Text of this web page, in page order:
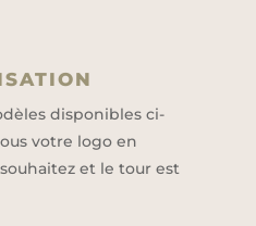
disponibles ci-
votre logo en
et le tour est